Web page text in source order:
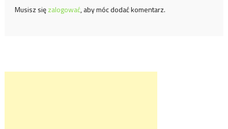
Musisz sięzalogować, aby móc dodać komentarz.